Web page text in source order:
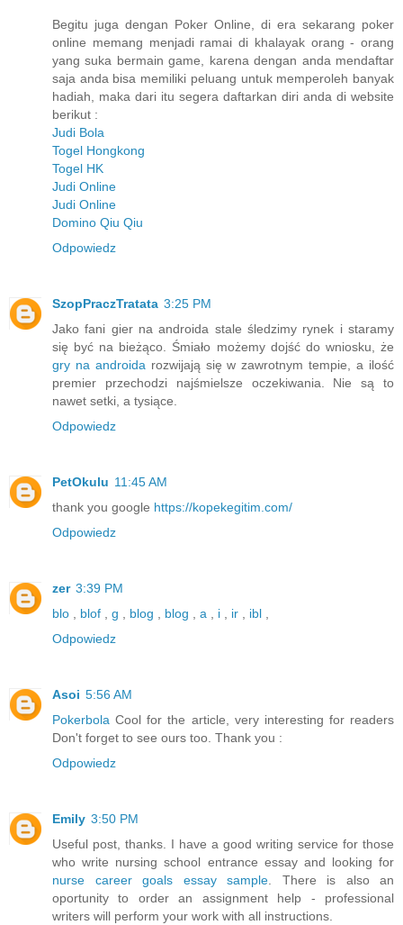
Begitu juga dengan Poker Online, di era sekarang poker
online memang menjadi ramai di khalayak orang - orang
yang suka bermain game, karena dengan anda mendaftar
saja anda bisa memiliki peluang untuk memperoleh banyak
hadiah, maka dari itu segera daftarkan diri anda di website
berikut :
Judi Bola
Togel Hongkong
Togel HK
Judi Online
Judi Online
Domino Qiu Qiu
Odpowiedz
SzopPraczTratata 3:25 PM
Jako fani gier na androida stale śledzimy rynek i staramy
się być na bieżąco. Śmiało możemy dojść do wniosku, że
gry na androida rozwijają się w zawrotnym tempie, a ilość
premier przechodzi najśmielsze oczekiwania. Nie są to
nawet setki, a tysiące.
Odpowiedz
PetOkulu 11:45 AM
thank you google https://kopekegitim.com/
Odpowiedz
zer 3:39 PM
blo
blof g blog blog a i ir ibl
Odpowiedz
Asoi 5:56 AM
PokerbolaCool for the article, very interesting for readers
Don't forget to see ours too. Thank you :
Odpowiedz
Emily 3:50 PM
Useful post, thanks. I have a good writing service for those
who write nursing school entrance essay and looking for
nurse career goals essay sample . There is also an
oportunity to order an assignment help - professional
writers will perform your work with all instructions.